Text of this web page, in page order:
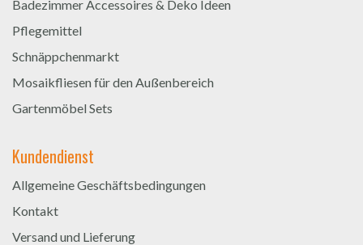
Badezimmer Accessoires & Deko Ideen
Pflegemittel
Schnäppchenmarkt
Mosaikfliesen für den Außenbereich
Gartenmöbel Sets
Kundendienst
Allgemeine Geschäftsbedingungen
Kontakt
Versand und Lieferung